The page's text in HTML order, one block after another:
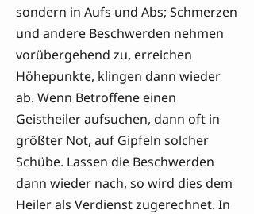
sondern in Aufs und Abs; Schmerzen
und andere Beschwerden nehmen
vorübergehend zu, erreichen
Höhepunkte, klingen dann wieder
ab. Wenn Betroffene einen
Geistheiler aufsuchen, dann oft in
größter Not, auf Gipfeln solcher
Schübe. Lassen die Beschwerden
dann wieder nach, so wird dies dem
Heiler als Verdienst zugerechnet. In